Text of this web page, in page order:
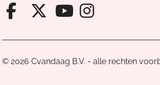
Facebook van
X van Cvandaag
© 2026 Cvandaag B.V. - alle rechten